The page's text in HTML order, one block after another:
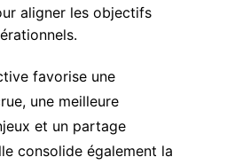
aligner les objectifs
favorise une
une meilleure
et un partage
consolide également la